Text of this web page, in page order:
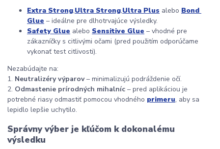
Extra Strong,Ultra Strong,Ultra Plus alebo Bond
Glue – ideálne pre dlhotrvajúce výsledky.
Safety Glue alebo Sensitive Glue – vhodné pre
zákazníčky s citlivými očami (pred použitím odporúčame
vykonať test citlivosti).
Nezabúdajte na:
1. Neutralizéry výparov – minimalizujú podráždenie očí.
2. Odmastenie prírodných mihalníc – pred aplikáciou je
potrebné riasy odmastiť pomocou vhodného primeru, aby sa
lepidlo lepšie uchytilo.
Správny výber je kľúčom k dokonalému
výsledku